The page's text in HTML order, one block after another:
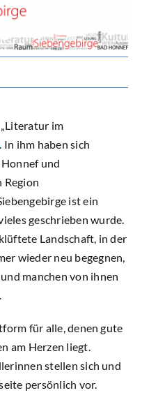
im
In ihm haben sich
und
Region
ist ein
geschrieben wurde.
Landschaft, in der
wieder neu begegnen,
manchen von ihnen
für alle, denen gute
am Herzen liegt.
stellen sich und
persönlich vor.